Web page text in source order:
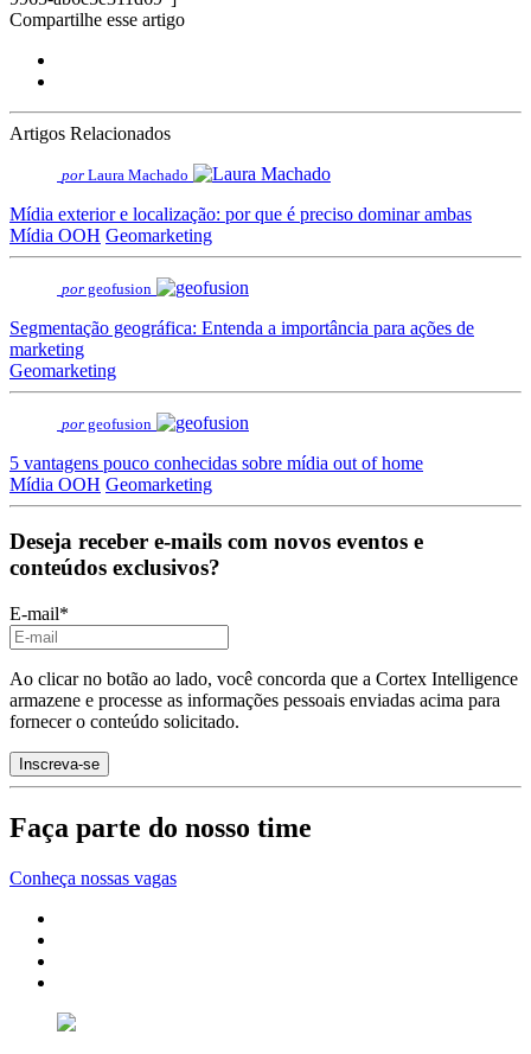
Compartilhe esse artigo
Artigos Relacionados
por Laura Machado
Mídia exterior e localização: por que é preciso dominar ambas
Mídia OOH Geomarketing
por geofusion
Segmentação geográfica: Entenda a importância para ações de
marketing
Geomarketing
por geofusion
5 vantagens pouco conhecidas sobre mídia out of home
Mídia OOH Geomarketing
Deseja receber e-mails com novos eventos e
conteúdos exclusivos?
E-mail*
Ao clicar no botão ao lado, você concorda que a Cortex Intelligence
armazene e processe as informações pessoais enviadas acima para
fornecer o conteúdo solicitado.
Faça parte do nosso time
Conheça nossas vagas